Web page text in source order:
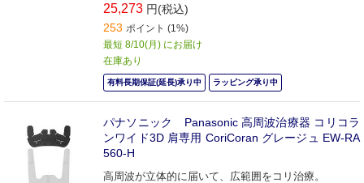
25,273 円(税込)
253 ポイント (1%)
最短 8/10(月) にお届け
在庫あり
有料長期保証(延長)承り中 ラッピング承り中
パナソニック Panasonic 高周波治療器 コリコラ
ンワイド3D 肩専用 CoriCoran グレージュ EW-RA
560-H
高周波が立体的に届いて、広範囲をコリ治療。